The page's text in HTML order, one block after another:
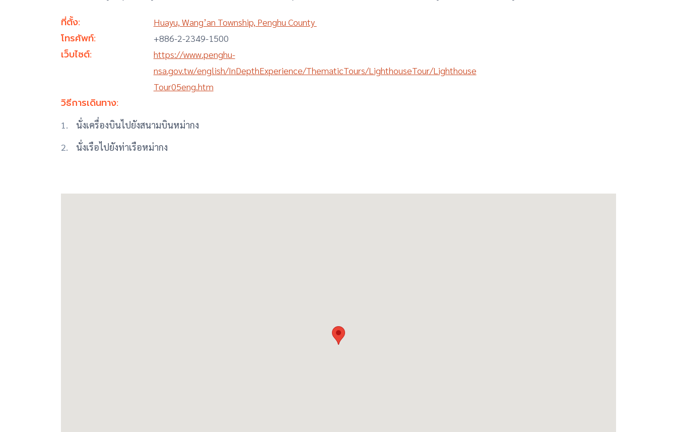
ที่ตั้ง: Huayu, Wang’an Township, Penghu County
โทรศัพท์: +886-2-2349-1500
เว็บไซต์:
https://www.penghu-
nsa.gov.tw/english/InDepthExperience/ThematicTours/LighthouseTour/Lighthouse
Tour05eng.htm
วิธีการเดินทาง:
นั่งเครื่องบินไปยังสนามบินหม่ากง
นั่งเรือไปยังท่าเรือหม่ากง